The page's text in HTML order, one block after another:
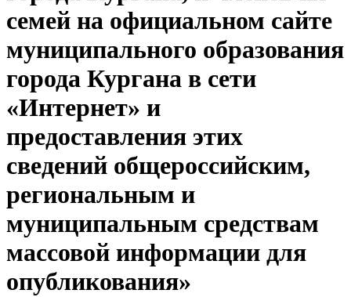
семей на официальном сайте
муниципального образования
города Кургана в сети
«Интернет» и
предоставления этих
сведений общероссийским,
региональным и
муниципальным средствам
массовой информации для
опубликования»